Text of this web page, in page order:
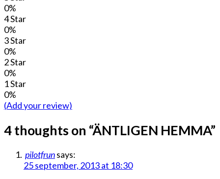
0%
4 Star
0%
3 Star
0%
2 Star
0%
1 Star
0%
(Add your review)
4 thoughts on “ÄNTLIGEN HEMMA”
pilotfrunsays:
25 september, 2013 at 18:30